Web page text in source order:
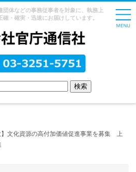
団体などの事務従事者を対象に、執務上
・確実・迅速にお届けしています。
】文化資源の高付加価値促進事業を募集 上